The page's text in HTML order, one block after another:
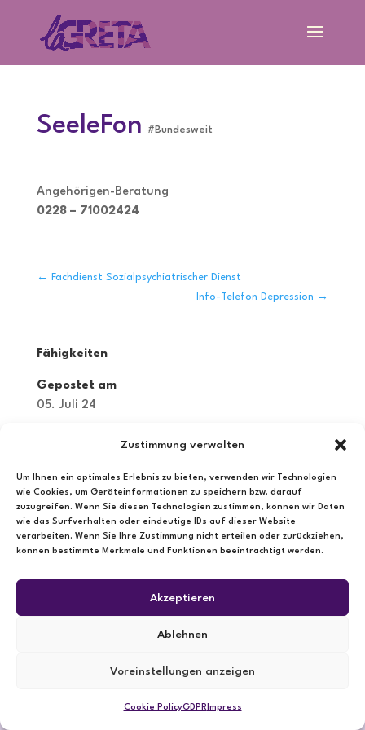
Zustimmung verwalten
Um Ihnen ein optimales Erlebnis zu bieten, verwenden wir Technologien
wie Cookies, um Geräteinformationen zu speichern bzw. darauf
zuzugreifen. Wenn Sie diesen Technologien zustimmen, können wir Daten
wie das Surfverhalten oder eindeutige IDs auf dieser Website
verarbeiten. Wenn Sie Ihre Zustimmung nicht erteilen oder zurückziehen,
können bestimmte Merkmale und Funktionen beeinträchtigt werden.
Akzeptieren
Ablehnen
Voreinstellungen anzeigen
Cookie PolicyGDPR Impress
SeeleFon #Bundesweit
Angehörigen-Beratung
0228 – 71002424
←
Fachdienst Sozialpsychiatrischer Dienst
Info-Telefon Depression →
Fähigkeiten
Gepostet am
05. Juli 24